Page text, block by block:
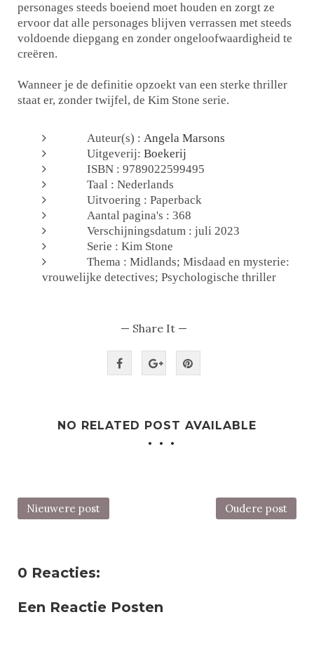
personages steeds boeiend moet houden en zorgt ze
ervoor dat alle personages blijven verrassen met steeds
voldoende diepgang en zonder ongeloofwaardigheid te
creëren.
Wanneer je de definitie opzoekt van een sterke thriller
staat er, zonder twijfel, de Kim Stone serie.
Auteur(s) : Angela Marsons
Uitgeverij: Boekerij
ISBN : 9789022599495
Taal : Nederlands
Uitvoering : Paperback
Aantal pagina's : 368
Verschijningsdatum : juli 2023
Serie : Kim Stone
Thema : Midlands; Misdaad en mysterie:
vrouwelijke detectives; Psychologische thriller
— Share It —
NO RELATED POST AVAILABLE
Nieuwere post Oudere post
0 Reacties:
Een Reactie Posten